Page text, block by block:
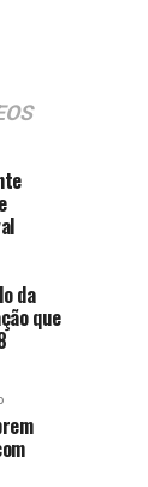
da
que